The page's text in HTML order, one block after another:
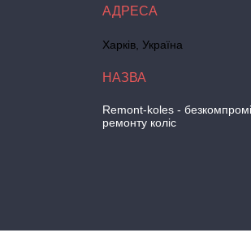
Харків, Україна
Remont-koles -
ремонту коліс